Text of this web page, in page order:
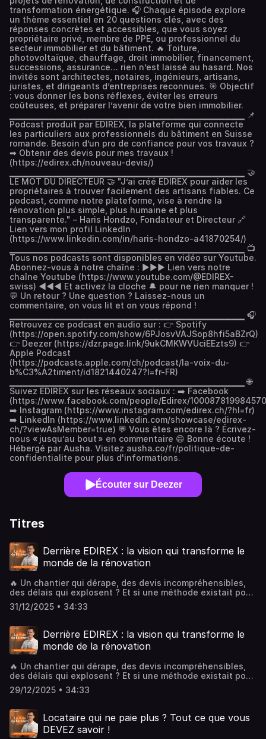
transformation énergétique. 🎧 Chaque épisode explore
un thème essentiel en 20 questions clés, avec des
réponses concrètes et accessibles, que vous soyez
propriétaire privé, membre de PPE, ou professionnel du
secteur immobilier et du bâtiment. 🔥 Toiture,
photovoltaïque, chauffage, droit immobilier, financement,
successions, assurance… rien n’est laissé au hasard. Nos
invités sont architectes, notaires, ingénieurs, artisans,
juristes, et dirigeants d’entreprises reconnues. 🎯 Objectif
: vous donner les bons réflexes, éviter les erreurs
coûteuses, et préparer l’avenir de votre bien immobilier.
▁▁▁▁▁▁▁▁▁▁▁▁▁▁▁▁▁▁▁▁▁▁▁▁▁▁▁▁▁▁▁▁▁▁▁▁ 📌
Podcast produit par EDIREX, la plateforme qui connecte
les particuliers aux professionnels du bâtiment en Suisse
romande. Besoin d’un pro de confiance pour vos travaux ?
➡ Obtenir des devis pour mes travaux !
(https://edirex.ch/nouveau-devis/)
▁▁▁▁▁▁▁▁▁▁▁▁▁▁▁▁▁▁▁▁▁▁▁▁▁▁▁▁▁▁▁▁▁▁▁▁ 🤝
LE MOT DU DIRECTEUR 🤝 "J’ai créé EDIREX pour aider les
propriétaires à trouver facilement des artisans fiables. Ce
podcast, comme notre plateforme, vise à rendre la
rénovation plus simple, plus humaine et plus
transparente." – Haris Hondzo, Fondateur et Directeur 🔗
Lien vers mon profil LinkedIn
(https://www.linkedin.com/in/haris-hondzo-a41870254/)
▁▁▁▁▁▁▁▁▁▁▁▁▁▁▁▁▁▁▁▁▁▁▁▁▁▁▁▁▁▁▁▁▁▁▁▁ 📺
Tous nos podcasts sont disponibles en vidéo sur Youtube.
Abonnez-vous à notre chaîne : ▶▶▶ Lien vers notre
chaîne Youtube (https://www.youtube.com/@EDIREX-
swiss) ◀◀◀ Et activez la cloche 🔔 pour ne rien manquer !
💬 Un retour ? Une question ? Laissez-nous un
commentaire, on vous lit et on vous répond !
▁▁▁▁▁▁▁▁▁▁▁▁▁▁▁▁▁▁▁▁▁▁▁▁▁▁▁▁▁▁▁▁▁▁▁▁ 🎧
Retrouvez ce podcast en audio sur : 👉 Spotify
(https://open.spotify.com/show/6PJosvVAJSop8hfi5aBZrQ)
👉 Deezer (https://dzr.page.link/9ukCMKWVUciEEzts9) 👉
Apple Podcast
(https://podcasts.apple.com/ch/podcast/la-voix-du-
b%C3%A2timent/id1821440247?l=fr-FR)
▁▁▁▁▁▁▁▁▁▁▁▁▁▁▁▁▁▁▁▁▁▁▁▁▁▁▁▁▁▁▁▁▁▁▁▁ 🌐
Suivez EDIREX sur les réseaux sociaux : ➡️ Facebook
(https://www.facebook.com/people/Edirex/
➡️ Instagram (https://www.instagram.com/edirex.ch/?hl=fr)
➡️ LinkedIn (https://www.linkedin.com/showcase/edirex-
ch/?viewAsMember=true) 💬 Vous êtes encore là ? Écrivez-
nous « jusqu’au bout » en commentaire 😄 Bonne écoute !
Hébergé par Ausha. Visitez ausha.co/fr/politique-de-
confidentialite pour plus d'informations.
Écouter sur Deezer
Titres
Derrière EDIREX : la vision qui transforme le
monde de la rénovation
🔥 Un chantier qui dérape, des devis incompréhensibles,
des délais qui explosent ? Et si une méthode existait pour
cadrer, fluidifier et sécuriser vos projets dès le départ ? 🎙️
Dans cet épisode exceptionnel, Haris Hondzo – fondateur
suisse qui réinvente l’appel d’offres dans le bâtiment. 🔽
Lisez la description : une vision, une méthode, des
solutions concrètes pour les pros comme pour les
▁▁▁▁▁▁▁▁▁▁▁▁▁▁▁▁▁▁▁▁▁▁▁▁▁▁▁▁▁▁▁▁ 🔎 DANS
CET ÉPISODE 🔎 ✔️ Pourquoi EDIREX a été créé : l’histoire
personnelle d’un entrepreneur ✔️ Comment la plateforme
aide les particuliers à mieux rénover ✔️ Ce que
Les valeurs fortes qui guident EDIREX : transparence,
rigueur, simplicité ✔️ Le fonctionnement du réseau et les
critères d’entrée ✔️ Une réussite client inspirante ✔️ Et le
31/12/2025 • 34:33
Derrière EDIREX : la vision qui transforme le
monde de la rénovation
🔥 Un chantier qui dérape, des devis incompréhensibles,
des délais qui explosent ? Et si une méthode existait pour
cadrer, fluidifier et sécuriser vos projets dès le départ ? 🎙️
Dans cet épisode exceptionnel, Haris Hondzo – fondateur
suisse qui réinvente l’appel d’offres dans le bâtiment. 🔽
Lisez la description : une vision, une méthode, des
solutions concrètes pour les pros comme pour les
29/12/2025 • 34:33
Locataire qui ne paie plus ? Tout ce que vous
DEVEZ savoir !